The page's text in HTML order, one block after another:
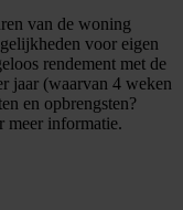
van de woning
voor eigen
rendement met de
jaar (waarvan 4 weken
en opbrengsten?
meer informatie.